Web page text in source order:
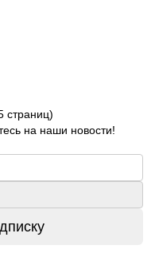
страниц)
на наши новости!